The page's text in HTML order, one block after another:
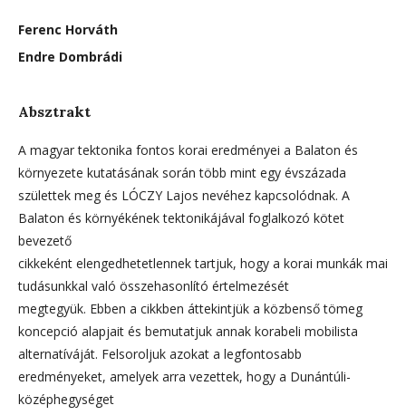
Ferenc Horváth
Endre Dombrádi
Absztrakt
A magyar tektonika fontos korai eredményei a Balaton és
környezete kutatásának során több mint egy évszázada
születtek meg és LÓCZY Lajos nevéhez kapcsolódnak. A
Balaton és környékének tektonikájával foglalkozó kötet
bevezető
cikkeként elengedhetetlennek tartjuk, hogy a korai munkák mai
tudásunkkal való összehasonlító értelmezését
megtegyük. Ebben a cikkben áttekintjük a közbenső tömeg
koncepció alapjait és bemutatjuk annak korabeli mobilista
alternatíváját. Felsoroljuk azokat a legfontosabb
eredményeket, amelyek arra vezettek, hogy a Dunántúli-
középhegységet